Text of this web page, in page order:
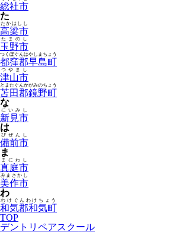
総社市
た
高梁市
たかはしし
玉野市
たまのし
都窪郡早島町
つくぼぐんはやしまちょう
津山市
つやまし
苫田郡鏡野町
とまたぐんかがみのちょう
な
新見市
にいみし
は
備前市
びぜんし
ま
真庭市
まにわし
美作市
みまさかし
わ
和気郡和気町
わけぐんわけちょう
TOP
デントリペアスクール